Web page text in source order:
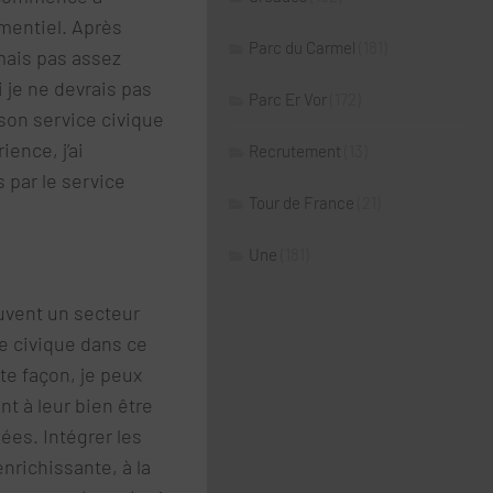
Après
pas assez
ne devrais pas
service civique
j’ai
par le service
un secteur
civique dans ce
façon, je peux
à leur bien être
Intégrer les
à la
Parc du Carmel
Parc Er Vor
Recrutement
Tour de France
Une